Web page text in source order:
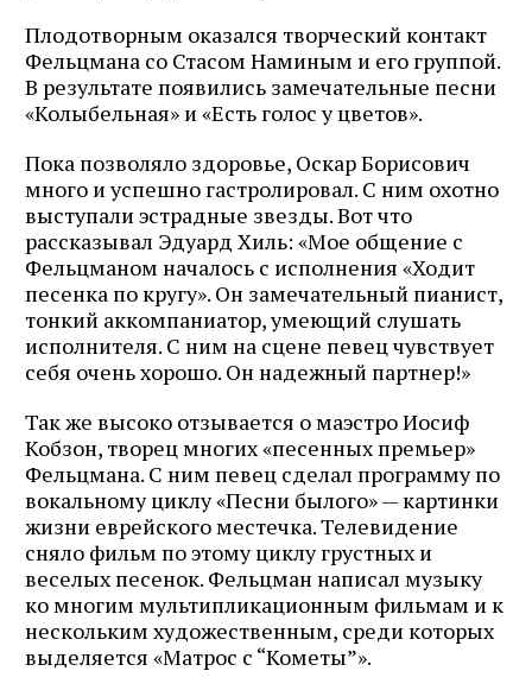
Плодотворным оказался творческий контакт
Фельцмана со Стасом Наминым и его группой.
В результате появились замечательные песни
«Колыбельная» и «Есть голос у цветов».
Пока позволяло здоровье, Оскар Борисович
много и успешно гастролировал. С ним охотно
выступали эстрадные звезды. Вот что
рассказывал Эдуард Хиль: «Мое общение с
Фельцманом началось с исполнения «Ходит
песенка по кругу». Он замечательный пианист,
тонкий аккомпаниатор, умеющий слушать
исполнителя. С ним на сцене певец чувствует
себя очень хорошо. Он надежный партнер!»
Так же высоко отзывается о маэстро Иосиф
Кобзон, творец многих «песенных премьер»
Фельцмана. С ним певец сделал программу по
вокальному циклу «Песни былого» — картинки
жизни еврейского местечка. Телевидение
сняло фильм по этому циклу грустных и
веселых песенок. Фельцман написал музыку
ко многим мультипликационным фильмам и к
нескольким художественным, среди которых
выделяется «Матрос с “Кометы”».